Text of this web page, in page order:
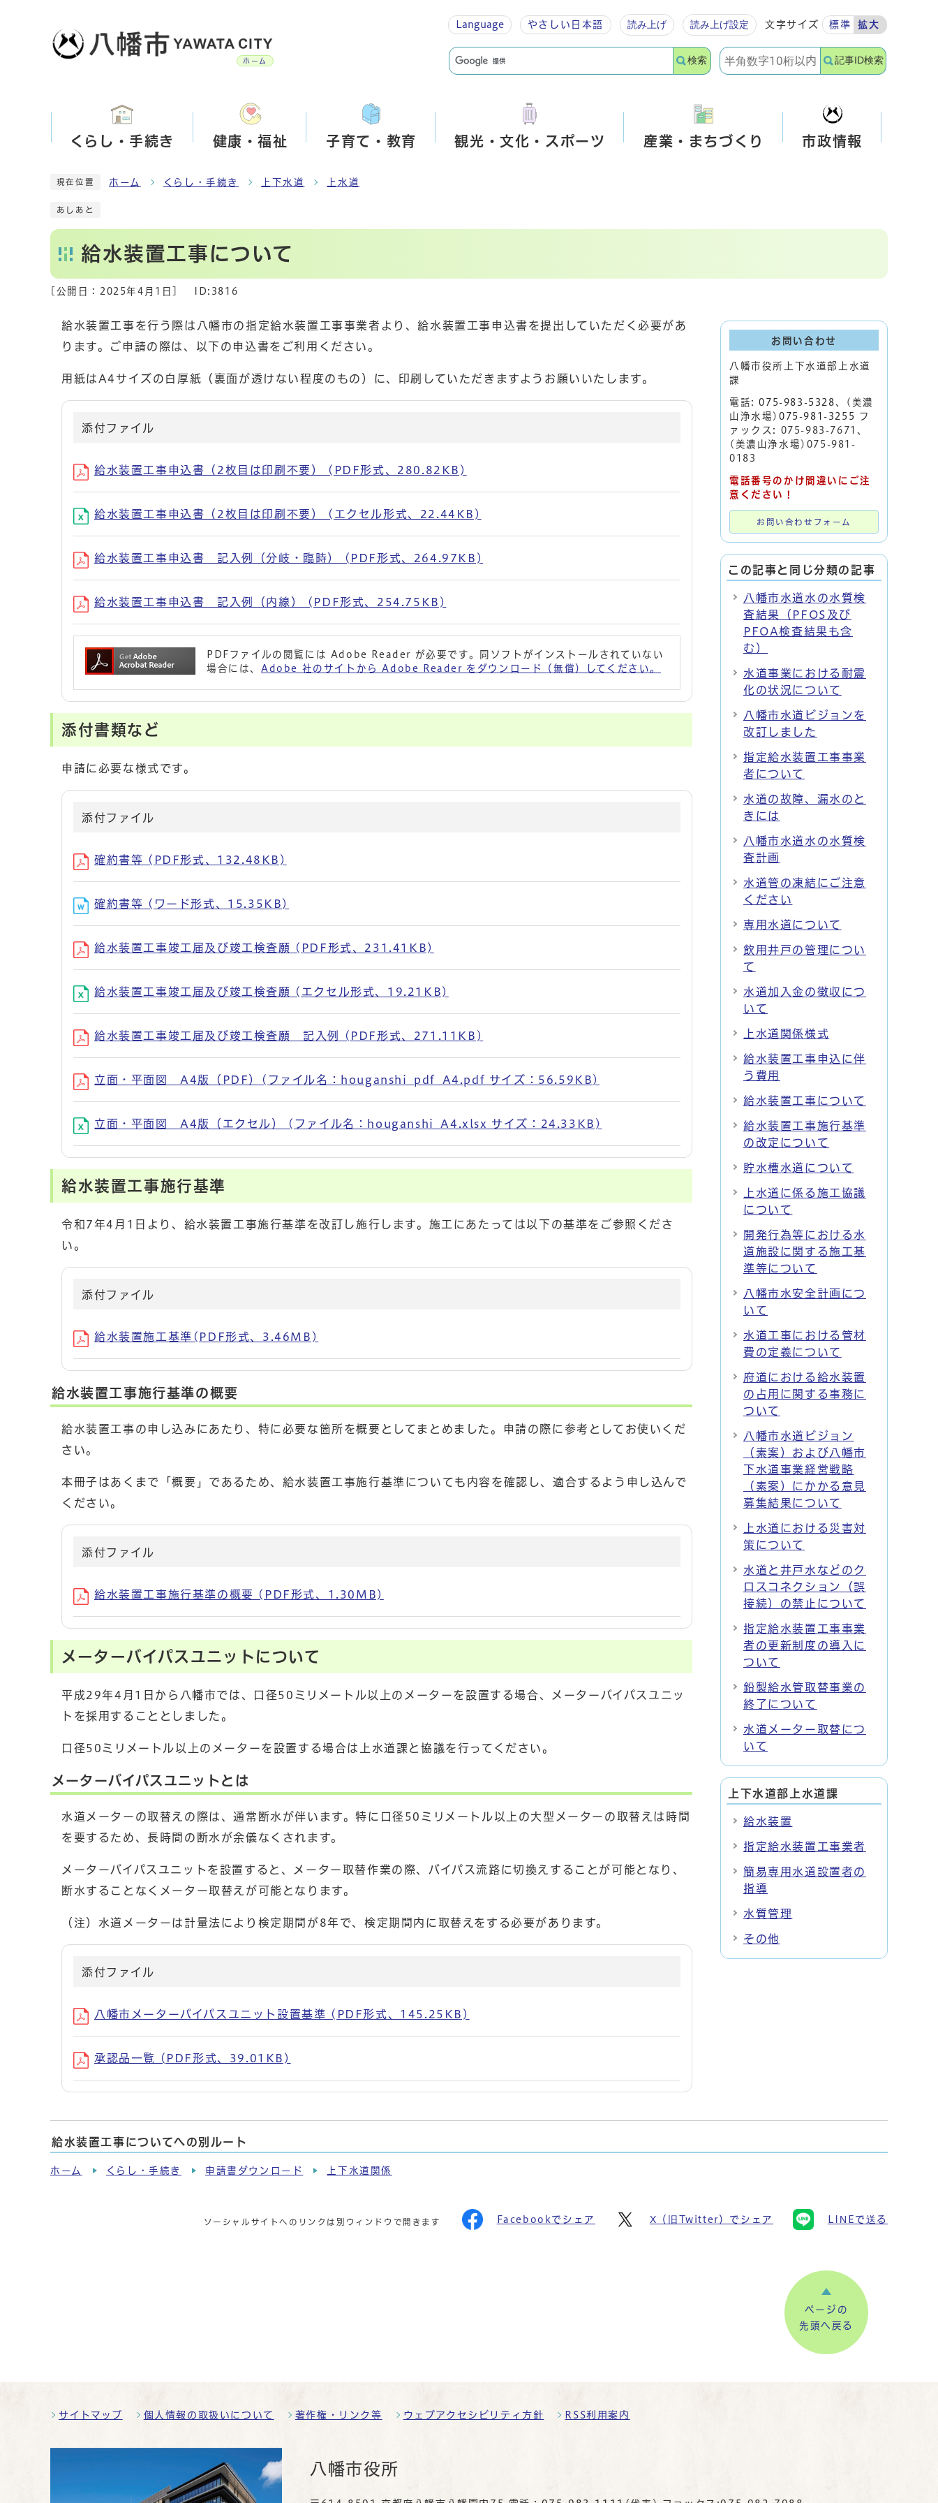
ホーム
Language やさしい 日本語 読み上げ 読み上げ設定 文字サイズ 標準 拡大
検索 記事ID検索
くらし・手続き 健康・福祉 子育て・教育 観光・文化・スポーツ 産業・まちづくり 市政情報
現在位置 ホーム くらし・手続き 上下水道 上水道
あしあと
給水装置工事について
[公開日： 2025年4月1日 ID:3816
給水装置工事を行う際は八幡市の指定給水装置工事事業者より、給水装置工事申込書を提出していただく必要があ
ります。ご申請の際は、以下の申込書をご利用ください。
用紙はA4サイズの白厚紙（裏面が透けない程度のもの）に、印刷していただきますようお願いいたします。
添付ファイル
給水装置工事申込書（2枚目は印刷不要） (PDF形式、280.82KB)
給水装置工事申込書（2枚目は印刷不要） (エクセル形式、22.44KB)
給水装置工事申込書 記入例（分岐・臨時） (PDF形式、264.97KB)
給水装置工事申込書 記入例（内線） (PDF形式、254.75KB)
PDFファイルの閲覧には Adobe Reader が必要です。同ソフトがインストールされていない
場合には、 Adobe 社のサイトから Adobe Reader をダウンロード（無償）してください。
添付書類など
申請に必要な様式です。
添付ファイル
確約書等 (PDF形式、132.48KB)
確約書等 (ワード形式、15.35KB)
給水装置工事竣工届及び竣工検査願 (PDF形式、231.41KB)
給水装置工事竣工届及び竣工検査願 (エクセル形式、19.21KB)
給水装置工事竣工届及び竣工検査願 記入例 (PDF形式、271.11KB)
立面・平面図 A4版（PDF）(ファイル名：houganshi_pdf_A4.pdf サイズ：56.59KB)
立面・平面図 A4版（エクセル） (ファイル名：houganshi_A4.xlsx サイズ：24.33KB)
給水装置工事施行基準
令和7年4月1日より、給水装置工事施行基準を改訂し施行します。施工にあたっては以下の基準をご参照くださ
い。
添付ファイル
給水装置施工基準(PDF形式、3.46MB)
給水装置工事施行基準の概要
給水装置工事の申し込みにあたり、特に必要な箇所を概要としてまとめました。申請の際に参考としてお使いくだ
さい。
本冊子はあくまで「概要」であるため、給水装置工事施行基準についても内容を確認し、適合するよう申し込んで
ください。
添付ファイル
給水装置工事施行基準の概要 (PDF形式、1.30MB)
メーターバイパスユニットについて
平成29年4月1日から八幡市では、口径50ミリメートル以上のメーターを設置する場合、メーターバイパスユニッ
トを採用することとしました。
口径50ミリメートル以上のメーターを設置する場合は上水道課と協議を行ってください。
メーターバイパスユニットとは
水道メーターの取替えの際は、通常断水が伴います。特に口径50ミリメートル以上の大型メーターの取替えは時間
を要するため、長時間の断水が余儀なくされます。
メーターバイパスユニットを設置すると、メーター取替作業の際、バイパス流路に切換えすることが可能となり、
断水することなくメーター取替えが可能となります。
（注）水道メーターは計量法により検定期間が8年で、検定期間内に取替えをする必要があります。
添付ファイル
八幡市メーターバイパスユニット設置基準 (PDF形式、145.25KB)
承認品一覧 (PDF形式、39.01KB)
お問い合わせ
八幡市役所上下水道部上水道
課
電話:075-983-5328、(美濃
山浄水場) 075-981-3255
フ
ァックス: 075-983-7671、
(美濃山浄水場)075-981-
0183
電話番号のかけ間違いにご注
意ください！
お問い合わせフォーム
この記事と同じ分類の記事
八幡市水道水の水質検
査結果（PFOS及び
PFOA検査結果も含
む）
水道事業における耐震
化の状況について
八幡市水道ビジョンを
改訂しました
指定給水装置工事事業
者について
水道の故障、漏水のと
きには
八幡市水道水の水質検
査計画
水道管の凍結にご注意
ください
専用水道について
飲用井戸の管理につい
て
水道加入金の徴収につ
いて
上水道関係様式
給水装置工事申込に伴
う費用
給水装置工事について
給水装置工事施行基準
の改定について
貯水槽水道について
上水道に係る施工協議
について
開発行為等における水
道施設に関する施工基
準等について
八幡市水安全計画につ
いて
水道工事における管材
費の定義について
府道における給水装置
の占用に関する事務に
ついて
八幡市水道ビジョン
（素案）および八幡市
下水道事業経営戦略
（素案）にかかる意見
募集結果について
上水道における災害対
策について
水道と井戸水などのク
ロスコネクション（誤
接続）の禁止について
指定給水装置工事事業
者の更新制度の導入に
ついて
鉛製給水管取替事業の
終了について
水道メーター取替につ
いて
上下水道部上水道課
給水装置
指定給水装置工事業者
簡易専用水道設置者の
指導
水質管理
その他
給水装置工事についてへの別ルート
ホーム くらし・手続き 申請書ダウンロード 上下水道関係
ソーシャルサイトへのリンクは別ウィンドウで開きます Facebookでシェア X（旧Twitter）でシェア LINEで送る
ページの
先頭へ戻る
サイトマップ 個人情報の取扱いについて 著作権・リンク等 ウェブアクセシビリティ方針 RSS利用案内
八幡市役所